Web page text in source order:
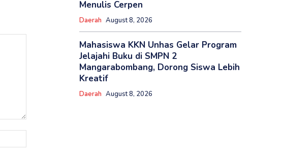
Menulis Cerpen
Daerah August 8, 2026
Mahasiswa KKN Unhas Gelar Program
Jelajahi Buku di SMPN 2
Mangarabombang, Dorong Siswa Lebih
Kreatif
Daerah August 8, 2026